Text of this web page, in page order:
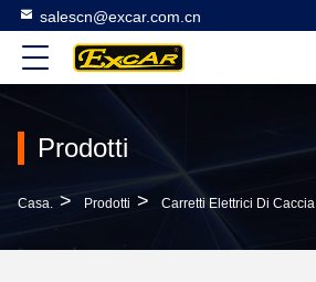
salescn@excar.com.cn
Prodotti
Casa. > Prodotti > Carretti Elettrici Di Caccia